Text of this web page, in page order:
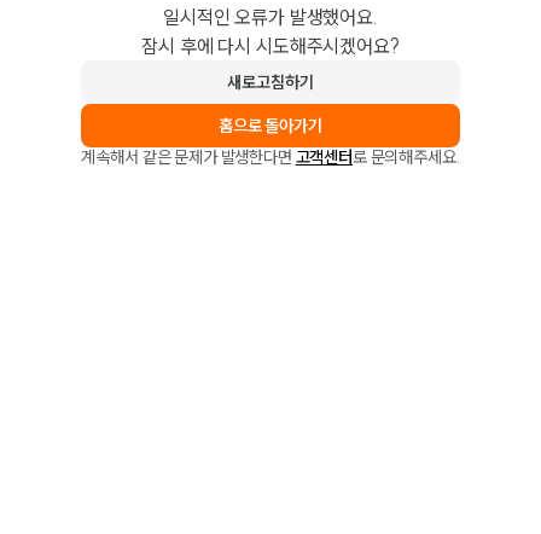
일시적인 오류가 발생했어요.
잠시 후에 다시 시도해주시겠어요?
새로고침하기
홈으로 돌아가기
계속해서 같은 문제가 발생한다면 고객센터로 문의해주세요.